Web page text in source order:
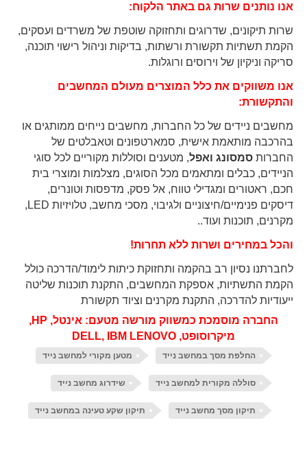
אנו נותנים שרות גם באתר הלקוח:
שרות תיקונים, שדרוגים ותחזוקה שוטפת של משרדים ועסקים,
הקמת תשתיות תקשורת ורשתות, בדיקות וניהול רישוי תוכנה,
סריקה וניקיון של וירוסים ורוגלות.
אנו משווקים את כלל המוצרים מעולם המחשבים
והתקשורת:
מחשבים ניידים של כל החברות, מחשבים נייחים ממותגים או
בהרכבה מותאמת אישית, סמארטפונים וטאבלטים של
החברותסמסונג ואפל, מטענים וסוללות מקוריים לכל סוגי
הניידים, כבלים ומתאמים מכל הסוגים, מצלמות ומוצרי בית
חכם, ראטורים ומגדילי טווח, אל פסק, מדפסות וטונרים,
דיסקים פנימיים/חיצוניים ולגיבוי, מסכי מחשב, טלויזיות LED,
מקרנים, תוכנות ועוד..
והכל במחירים ושרות ללא תחרות!
לחברתנו נסיון רב בהקמה ותחזוקת כיתות לימוד/הדרכה כולל
הקמת התשתיות, אספקת המחשבים, התקנת תוכנות שליטה
ייעודיות להדרכה, התקנת מקרנים וציוד תקשורת
החברה מוסמכת כמשווק מורשה מטעם: אינטל, HP,
מיקרוסופט, DELL, IBM LENOVO
החלפת מסך במחשב נייד מטען מקורי למחשב נייד
סוללה מקורית למחשב נייד שידרוג מחשב נייד
תיקון מסך מחשב נייד תיקון שקע טעינה במחשב נייד